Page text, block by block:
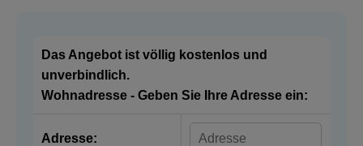
Das Angebot ist völlig kostenlos und
unverbindlich.
Wohnadresse - Geben Sie Ihre Adresse ein:
Adresse: